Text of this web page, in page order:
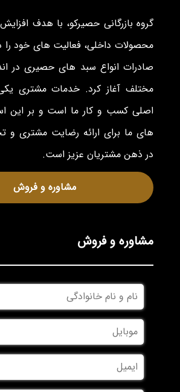
گروه بازرگانی حصیرکو، با هدف
محصولات داخلی، فعالیت های خود را
صادرات انواع سبد های حصیری در
مختلف آغاز کرد. خدمات مشتری
اصلی کسب و کار ما است و بر این
های ما برای ارائه رضایت مشتری و
در ذهن مشتریان عزیز است.
مشاوره و فروش
مشاوره و فروش
نام
و
نام
خانوادگی
موبایل
ایمیل